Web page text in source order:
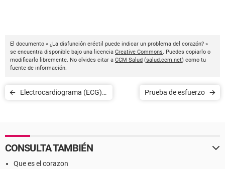
El documento « ¿La disfunción eréctil puede indicar un problema del corazón? »
se encuentra disponible bajo una licencia Creative Commons. Puedes copiarlo o
modificarlo libremente. No olvides citar a CCM Salud (salud.ccm.net) como tu
fuente de información.
Electrocardiograma (ECG):
Prueba de esfuerzo
CONSULTA TAMBIÉN
Que es el corazon